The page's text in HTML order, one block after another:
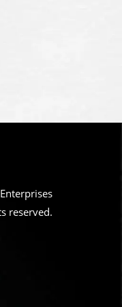
reserved.